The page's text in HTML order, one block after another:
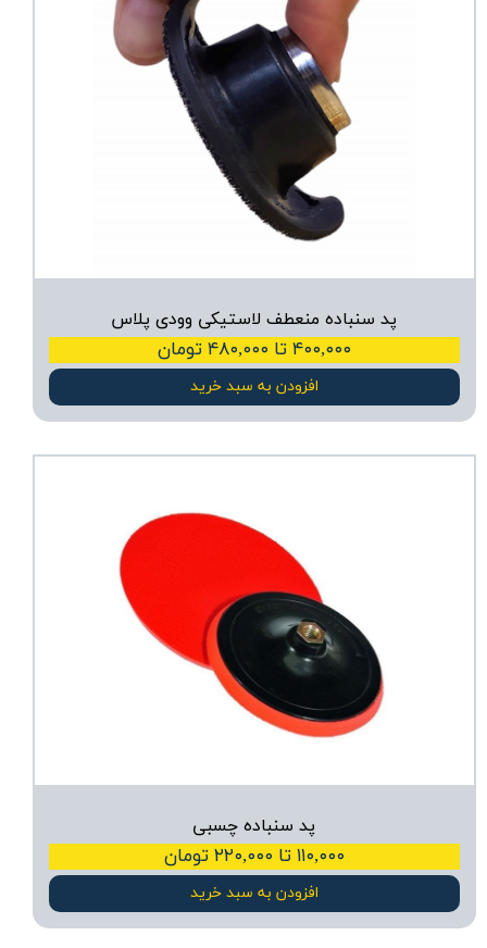
پد سنباده منعطف لاستیکی وودی پلاس
۴۰۰,۰۰۰ تا ۴۸۰,۰۰۰ تومان
افزودن به سبد خرید
پد سنباده چسبی
۱۱۰,۰۰۰ تا ۲۲۰,۰۰۰ تومان
افزودن به سبد خرید